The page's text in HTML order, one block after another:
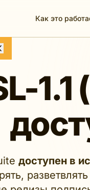
Как это
доступен в